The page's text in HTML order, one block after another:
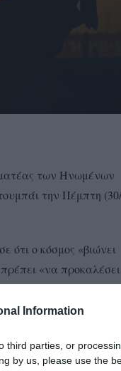
Information
third parties, or
by us, please use the
των Ηνωμένων
την Πέμπτη
ότι ο κόσμος «βιώνει
«να προκαλέσει
(ΠΜΟ) για το
μέχρι τα τέλη
την θερμότερη